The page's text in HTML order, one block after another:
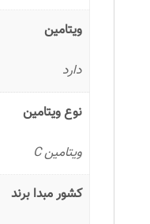
ویتامین
دارد
نوع ویتامین
ویتامین C
کشور مبدا برند